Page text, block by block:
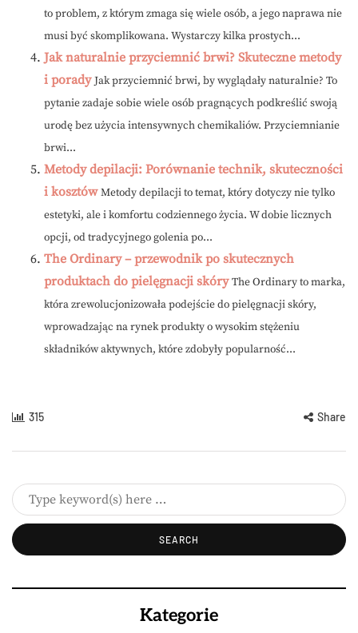
to problem, z którym zmaga się wiele osób, a jego naprawa nie
musi być skomplikowana. Wystarczy kilka prostych...
Jak naturalnie przyciemnić brwi? Skuteczne metody
i porady Jak przyciemnić brwi, by wyglądały naturalnie? To
pytanie zadaje sobie wiele osób pragnących podkreślić swoją
urodę bez użycia intensywnych chemikaliów. Przyciemnianie
brwi...
Metody depilacji: Porównanie technik, skuteczności
i kosztów Metody depilacji to temat, który dotyczy nie tylko
estetyki, ale i komfortu codziennego życia. W dobie licznych
opcji, od tradycyjnego golenia po...
The Ordinary – przewodnik po skutecznych
produktach do pielęgnacji skóry The Ordinary to marka,
która zrewolucjonizowała podejście do pielęgnacji skóry,
wprowadzając na rynek produkty o wysokim stężeniu
składników aktywnych, które zdobyły popularność...
315 Share
Kategorie